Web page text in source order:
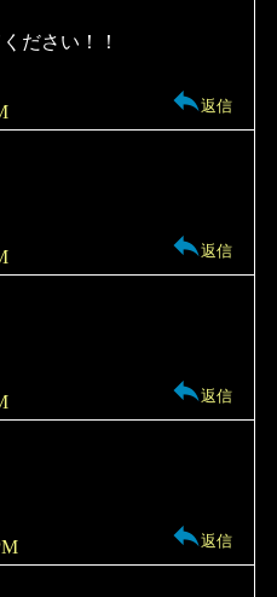
ださい！！
返信
返信
返信
返信